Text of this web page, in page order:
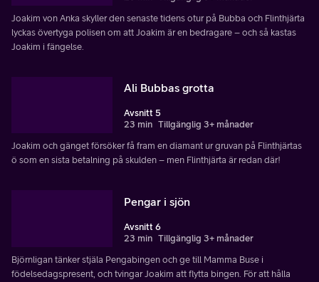
Joakim von Anka skyller den senaste tidens otur på Bubba och Flinthjärta
lyckas övertyga polisen om att Joakim är en bedragare – och så kastas
Joakim i fängelse.
Ali Bubbas grotta
Avsnitt 5
23 min Tillgänglig 3+ månader
Joakim och gänget försöker få fram en diamant ur gruvan på Flinthjärtas
ö som en sista betalning på skulden – men Flinthjärta är redan där!
Pengar i sjön
Avsnitt 6
23 min Tillgänglig 3+ månader
Björnligan tänker stjäla Pengabingen och ge till Mamma Buse i
födelsedagspresent, och tvingar Joakim att flytta bingen. För att hålla